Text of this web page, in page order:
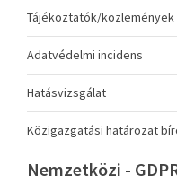
Tájékoztatók/közlemények
Adatvédelmi incidens
Hatásvizsgálat
Közigazgatási határozat
Nemzetközi -